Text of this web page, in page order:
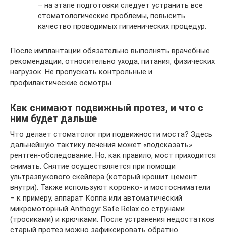
– на этапе подготовки следует устранить все
стоматологические проблемы, повысить
качество проводимых гигиенических процедур.
После имплантации обязательно выполнять врачебные
рекомендации, относительно ухода, питания, физических
нагрузок. Не пропускать контрольные и
профилактические осмотры.
Как снимают подвижный протез, и что с
ним будет дальше
Что делает стоматолог при подвижности моста? Здесь
дальнейшую тактику лечения может «подсказать»
рентген-обследование. Но, как правило, мост приходится
снимать. Снятие осуществляется при помощи
ультразвукового скейлера (который крошит цемент
внутри). Также используют коронко- и мостосниматели
– к примеру, аппарат Коппа или автоматический
микромоторный Anthogyr Safe Relax со струнами
(тросиками) и крючками. После устранения недостатков
старый протез можно зафиксировать обратно.